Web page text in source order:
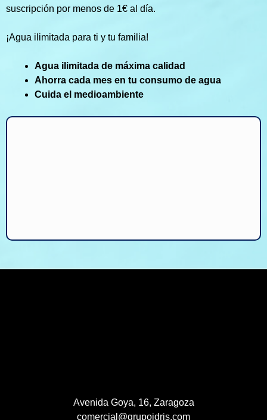
suscripción por menos de 1€ al día.
¡Agua ilimitada para ti y tu familia!
Agua ilimitada de máxima calidad
Ahorra cada mes en tu consumo de agua
Cuida el medioambiente
Avenida Goya, 16, Zaragoza
comercial@grupoidris.com